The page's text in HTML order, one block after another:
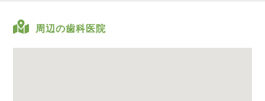
周辺の歯科医院